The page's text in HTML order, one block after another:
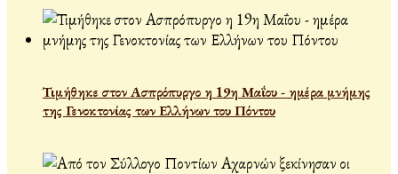
Τιμήθηκε στον Ασπρόπυργο η 19η Μαΐου - ημέρα μνήμης
της Γενοκτονίας των Ελλήνων του Πόντου